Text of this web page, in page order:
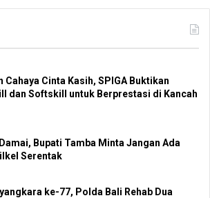
Cahaya Cinta Kasih, SPIGA Buktikan
dan Softskill untuk Berprestasi di Kancah
Bupati Tamba Minta Jangan Ada
Serentak
ke-77, Polda Bali Rehab Dua